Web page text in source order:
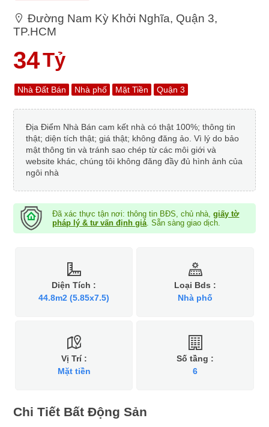
Đường Nam Kỳ Khởi Nghĩa, Quận 3,
TP.HCM
34Tỷ
Nhà Đất Bán Nhà phố Mặt Tiền Quận 3
Địa Điểm Nhà Bán cam kết nhà có thật 100%; thông tin
thật; diện tích thật; giá thật; không đăng ảo. Vì lý do bảo
mật thông tin và tránh sao chép từ các môi giới và
website khác, chúng tôi không đăng đầy đủ hình ảnh của
ngôi nhà
Đã xác thực tận nơi: thông tin BĐS, chủ nhà,giấy tờ
pháp lý & tư vấn định giá . Sẵn sàng giao dịch.
Diện Tích :
44.8m2 (5.85x7.5)
Loại Bds :
Nhà phố
Vị Trí :
Mặt tiền
Số tầng :
6
Chi Tiết Bất Động Sản